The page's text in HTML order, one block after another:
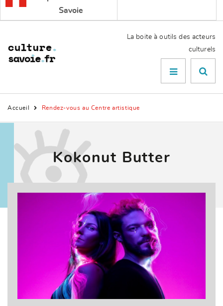
Savoie
La boite à outils des acteurs
culturels
Menu

Accueil Rendez-vous au Centre artistique
Kokonut Butter